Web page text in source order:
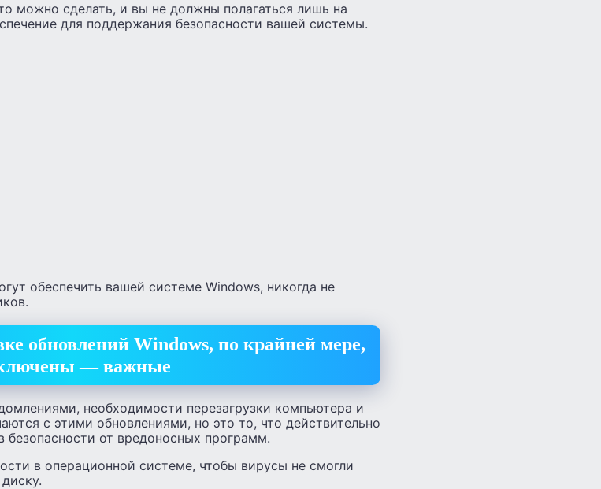
можно сделать, и вы не должны полагаться лишь на
для поддержания безопасности вашей системы.
обеспечить вашей системе Windows, никогда не
обновлений Windows, по крайней мере,
— важные
необходимости перезагрузки компьютера и
с этими обновлениями, но это то, что действительно
от вредоносных программ.
в операционной системе, чтобы вирусы не смогли